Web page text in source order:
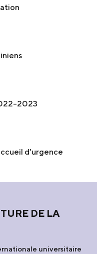
2023
d'urgence
DE LA
universitaire